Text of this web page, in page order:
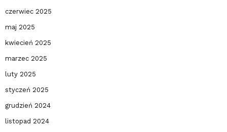
czerwiec 2025
maj 2025
kwiecień 2025
marzec 2025
luty 2025
styczeń 2025
grudzień 2024
listopad 2024